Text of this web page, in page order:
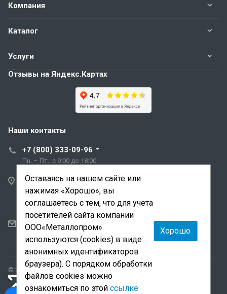
Компания
Каталог
Услуги
Отзывы на Яндекс.Картах
Наши контакты
+7 (800) 333-09-96
Пн. – Пт.: с 9:00 до 18:00
Санкт-Петербург,
ул. Трефолева, д.2
лит. АБ
sale@mmetalloprom.ru
snab@mmetalloprom.ru
© 2026 Все права защищены.
«Лидер поиска»— продвижение сайта и поддержка
Оставаясь на нашем сайте или
нажимая «Хорошо», вы
соглашаетесь с тем, что для учета
посетителей сайта компании
ООО«Металлопром»
используются (cookies) в виде
анонимных идентификаторов
браузера). С порядком обработки
файлов cookies можно
ознакомиться по этой ссылке
Хорошо